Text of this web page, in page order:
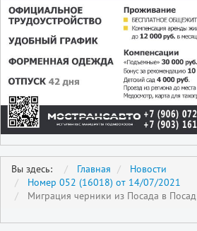
Вы здесь: Главная
Новости
Номер 052 (16018) от 14/07/2021
Миграция черники из Посада в Посад